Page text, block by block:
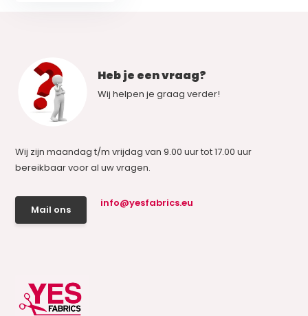
Heb je een vraag?
Wij helpen je graag verder!
Wij zijn maandag t/m vrijdag van 9.00 uur tot 17.00 uur
bereikbaar voor al uw vragen.
Mail ons
info@yesfabrics.eu